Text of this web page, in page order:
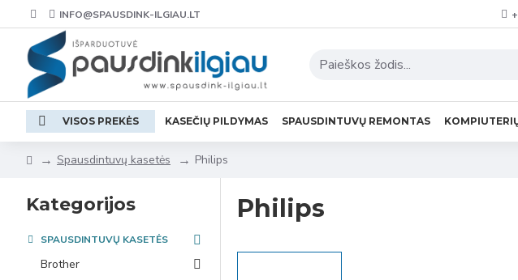
INFO@SPAUSDINK-ILGIAU.LT
VISOS PREKĖS KASEČIŲ PILDYMAS SPAUSDINTUVŲ REMONTAS
Spausdintuvų kasetės Philips
Kategorijos
SPAUSDINTUVŲ KASETĖS
Brother
Philips